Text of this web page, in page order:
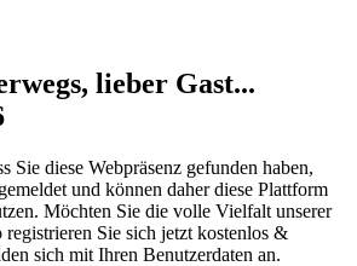
lieber Gast...
Sie diese Webpräsenz gefunden haben,
und können daher diese Plattform
Möchten Sie die volle Vielfalt unserer
Sie sich jetzt kostenlos &
sich mit Ihren Benutzerdaten an.